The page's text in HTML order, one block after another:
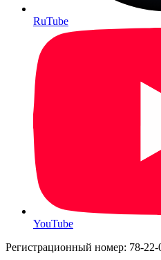
RuTube
YouTube
Регистрационный номер: 78-22-